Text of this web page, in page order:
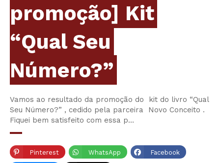
promoção] Kit
“Qual Seu
Número?”
Vamos ao resultado da promoção do kit do livro “Qual
Seu Número?” , cedido pela parceira Novo Conceito .
Fiquei bem satisfeito com essa p…
Pinterest WhatsApp Facebook